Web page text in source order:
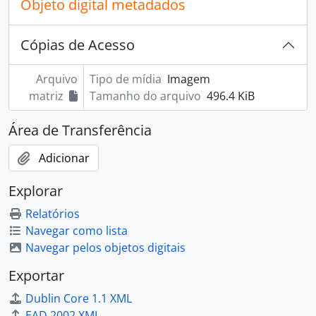
Objeto digital metadados
Cópias de Acesso
Arquivo
matriz
Tipo de mídia Imagem
Tamanho do arquivo 496.4 KiB
Área de Transferência
Adicionar
Explorar
Relatórios
Navegar como lista
Navegar pelos objetos digitais
Exportar
Dublin Core 1.1 XML